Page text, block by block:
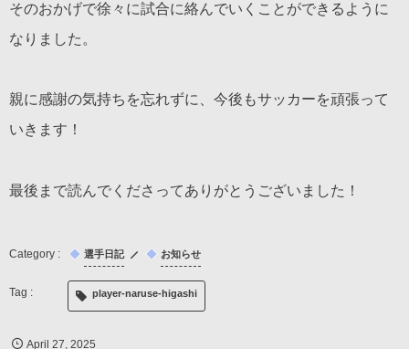
そのおかげで徐々に試合に絡んでいくことができるように
なりました。
親に感謝の気持ちを忘れずに、今後もサッカーを頑張って
いきます！
最後まで読んでくださってありがとうございました！
選手日記 お知らせ
player-naruse-higashi
April 27 ,2025